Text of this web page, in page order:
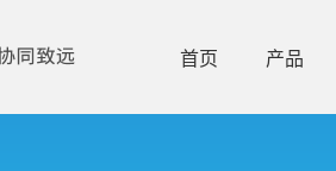
首页 产品